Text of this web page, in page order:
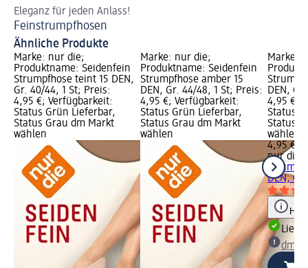
Eleganz für jeden Anlass!
Feinstrumpfhosen
Ähnliche Produkte
Marke: nur die;
Produktname: Seidenfein
Strumpfhose teint 15 DEN,
Gr. 40/44, 1 St; Preis:
4,95 €; Verfügbarkeit:
Status Grün Lieferbar,
Status Grau dm Markt
wählen
Marke: nur die;
Produktname: Seidenfein
Strumpfhose amber 15
DEN, Gr. 44/48, 1 St; Preis:
4,95 €; Verfügbarkeit:
Status Grün Lieferbar,
Status Grau dm Markt
wählen
Marke:
DEN,
4,95 €;
Status
Status
wählen
4,95 €
nur die
DEN,
dm